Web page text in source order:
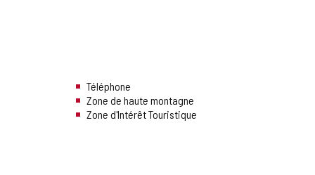
Téléphone
Zone de haute montagne
Zone d'Intérêt Touristique